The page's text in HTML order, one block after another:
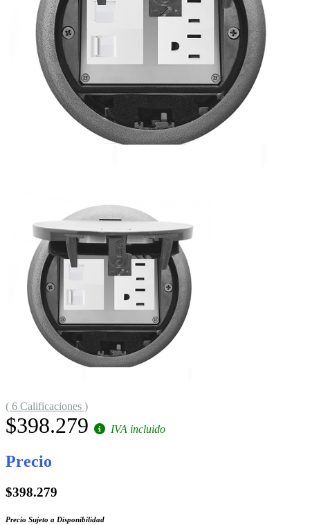
( 6 Calificaciones )
$398.279 IVA incluido
Precio
$398.279
Precio Sujeto a Disponibilidad